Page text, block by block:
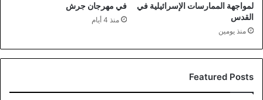
لمواجهة الممارسات الإسرائيلية في
القدس
منذ يومين
في مهرجان جرش
منذ 4 أيام
Featured Posts